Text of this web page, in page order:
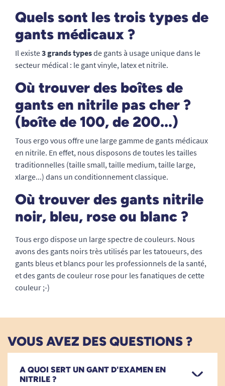
Quels sont les trois types de
gants médicaux ?
Il existe3 grands typesde gants à usage unique dans le
secteur médical : le gant vinyle, latex et nitrile.
Où trouver des boîtes de
gants en nitrile pas cher ?
(boîte de 100, de 200...)
Tous ergo vous offre une large gamme de gants médicaux
en nitrile. En effet, nous disposons de toutes les tailles
traditionnelles (taille small, taille medium, taille large,
xlarge...) dans un conditionnement classique.
Où trouver des gants nitrile
noir, bleu, rose ou blanc ?
Tous ergo dispose un large spectre de couleurs. Nous
avons des gants noirs très utilisés par les tatoueurs, des
gants bleus et blancs pour les professionnels de la santé,
et des gants de couleur rose pour les fanatiques de cette
couleur ;-)
VOUS AVEZ DES QUESTIONS ?
A QUOI SERT UN GANT D'EXAMEN EN
NITRILE ?